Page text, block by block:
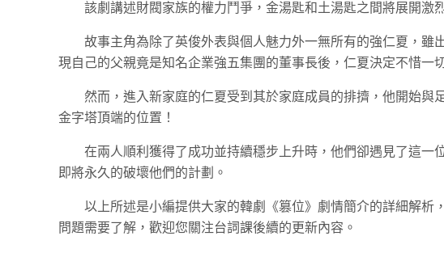
該劇講述財閥家族的權力鬥爭，金湯匙和土湯匙之間將展開激
故事主角為除了英俊外表與個人魅力外一無所有的強仁夏，雖
現自己的父親竟是知名企業強五集團的董事長後，仁夏決定不惜一
然而，進入新家庭的仁夏受到其於家庭成員的排擠，他開始與
金字塔頂端的位置！
在兩人順利獲得了成功並持續穩步上升時，他們卻遇見了這一
即將永久的破壞他們的計劃。
以上所述是小編提供大家的韓劇《篡位》劇情簡介的詳細解析
問題需要了解，歡迎您關注台詞課後續的更新內容。